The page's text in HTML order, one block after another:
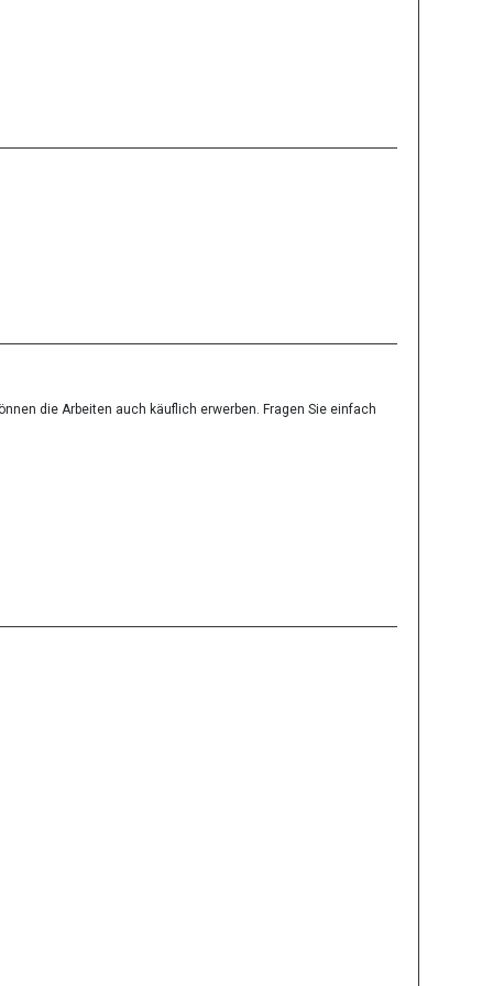
die Arbeiten auch käuflich erwerben. Fragen Sie einfach